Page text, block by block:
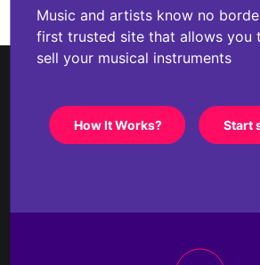
Music and artists know no
first trusted site that allows you
sell your musical instruments
How It Works? Start